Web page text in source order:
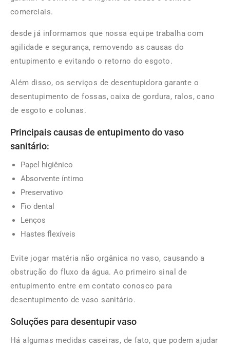
comerciais.
desde já informamos que nossa equipe trabalha com
agilidade e segurança, removendo as causas do
entupimento e evitando o retorno do esgoto.
Além disso, os serviços de desentupidora garante o
desentupimento de fossas, caixa de gordura, ralos, cano
de esgoto e colunas.
Principais causas de entupimento do vaso
sanitário:
Papel higiênico
Absorvente íntimo
Preservativo
Fio dental
Lenços
Hastes flexíveis
Evite jogar matéria não orgânica no vaso, causando a
obstrução do fluxo da água. Ao primeiro sinal de
entupimento entre em contato conosco para
desentupimento de vaso sanitário.
Soluções para desentupir vaso
Há algumas medidas caseiras, de fato, que podem ajudar